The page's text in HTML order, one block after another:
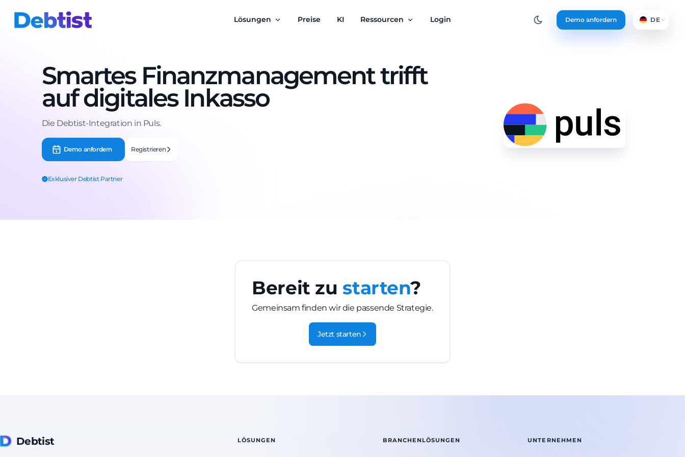
Lösungen Preise KI Ressourcen Login Demo anfordern DE
Smartes Finanzmanagement trifft
auf digitales Inkasso
Die Debtist-Integration in Puls.
Demo anfordern Registrieren
Exklusiver Debtist Partner
Bereit zu starten?
Gemeinsam finden wir die passende Strategie.
Jetzt starten
Debtist LÖSUNGEN BRANCHENLÖSUNGEN UNTERNEHMEN